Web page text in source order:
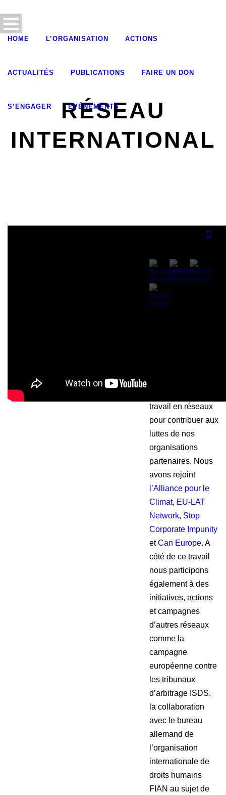
HOME L’ORGANISATION ACTIONS
ACTUALITÉS PUBLICATIONS FAIRE UN DON
S’ENGAGER EVÉNEMENTS
RÉSEAU
INTERNATIONAL
travail en réseaux
pour contribuer aux
luttes de nos
organisations
partenaires. Nous
avons rejoint
l’Alliance pour le
Climat, EU-LAT
Network, Stop
Corporate Impunity
etCan Europe. A
côté de ce travail
nous participons
également à des
initiatives, actions
et campagnes
d’autres réseaux
comme la
campagne
européenne contre
les tribunaux
d’arbitrage ISDS,
la collaboration
avec le bureau
allemand de
l’organisation
internationale de
droits humains
FIAN au sujet de